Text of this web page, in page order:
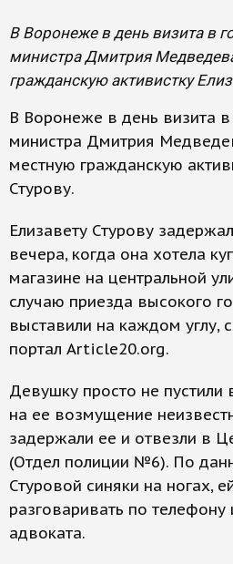
В Воронеже в день визита в
министра Дмитрия
гражданскую активистку
В Воронеже в день визита
министра Дмитрия
местную гражданскую
Стурову.
Елизавету Стурову
вечера, когда она хотела
магазине на центральной
случаю приезда высокого
выставили на каждом углу,
портал Article20.org.
Девушку просто не пустили
на ее возмущение
задержали ее и отвезли в
(Отдел полиции №6). По
Стуровой синяки на ногах,
разговаривать по телефону
адвоката.